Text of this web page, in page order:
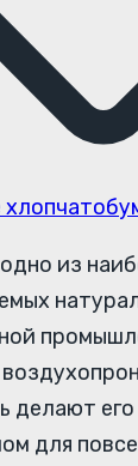
из
делают
для